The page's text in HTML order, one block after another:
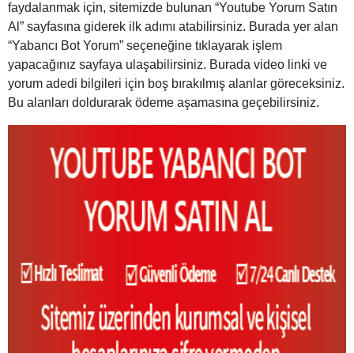
faydalanmak için, sitemizde bulunan “Youtube Yorum Satın
Al” sayfasına giderek ilk adımı atabilirsiniz. Burada yer alan
“Yabancı Bot Yorum” seçeneğine tıklayarak işlem
yapacağınız sayfaya ulaşabilirsiniz. Burada video linki ve
yorum adedi bilgileri için boş bırakılmış alanlar göreceksiniz.
Bu alanları doldurarak ödeme aşamasına geçebilirsiniz.